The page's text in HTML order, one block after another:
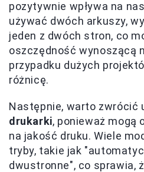
pozytywnie wpływa na
używać dwóch arkuszy,
jeden z dwóch stron, co
oszczędność wynoszącą
przypadku dużych
różnicę.
Następnie, warto zwrócić
drukarki, ponieważ mogą
na jakość druku. Wiele
tryby, takie jak
dwustronne", co sprawia,